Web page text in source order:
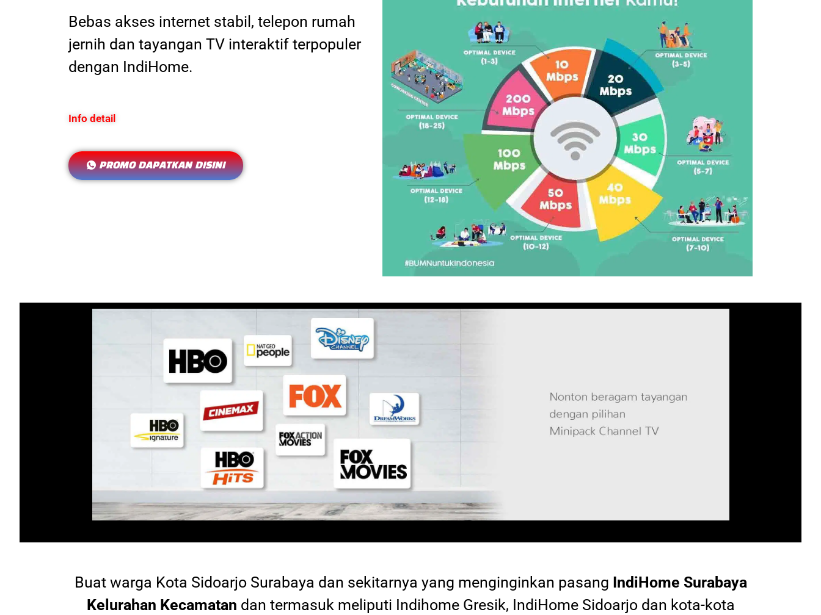
Bebas akses internet stabil, telepon rumah
jernih dan tayangan TV interaktif terpopuler
dengan IndiHome.
Info detail
PROMO DAPATKAN DISINI
Buat warga Kota Sidoarjo Surabaya dan sekitarnya yang menginginkan pasang IndiHome Surabaya
Kelurahan Kecamatan dan termasuk meliputi Indihome Gresik, IndiHome Sidoarjo dan kota-kota